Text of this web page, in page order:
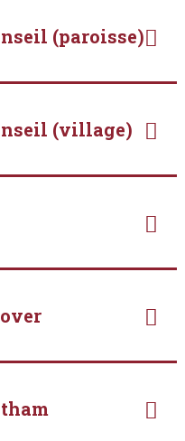
(paroisse)
(village)